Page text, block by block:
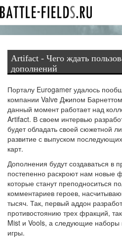
Artifact - Чего ждать
дополнений
Порталу Eurogamer удалось
компании Valve Джипом
данный момент работает над
Artifact. В своем интервью
будет обладать своей сюжетной
развитие с выпуском
карт.
Дополнения будут создаваться в
постепенно раскроют нам новые
которые станут преподноситься
комментариев героев,
тысяч. Так, первый аддон
противостоянию трех фракций,
Mist и Vools, а следующие наборы
игры.